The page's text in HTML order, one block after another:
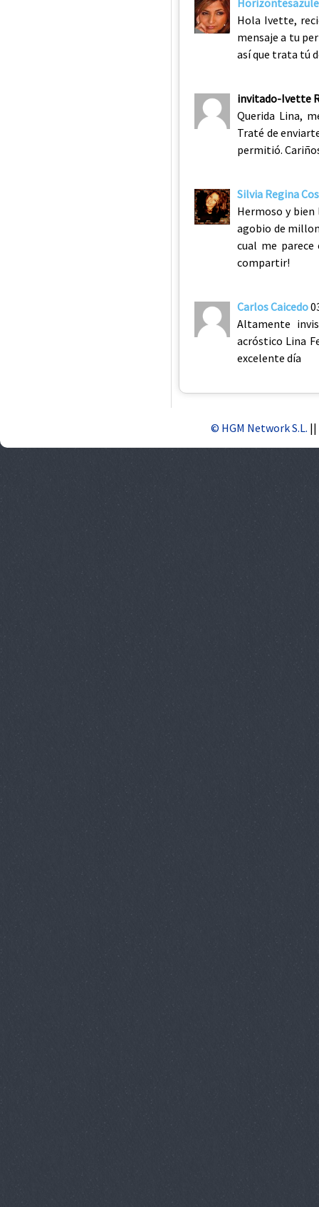
Hola Ivette,
mensaje a tu
así que trata tú
invitado-Ivette
Querida Lina,
Traté de
permitió.
Silvia Regina
Hermoso y
agobio de
cual me
compartir!
Carlos Caicedo
Altamente
acróstico Lina
excelente día
© HGM Network S.L. ||